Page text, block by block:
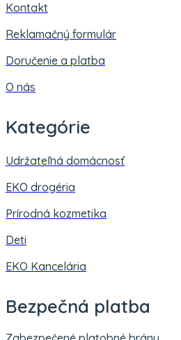
Kontakt
Reklamačný formulár
Doručenie a platba
O nás
Kategórie
Udržateľná domácnosť
EKO drogéria
Prírodná kozmetika
Deti
EKO Kancelária
Bezpečná platba